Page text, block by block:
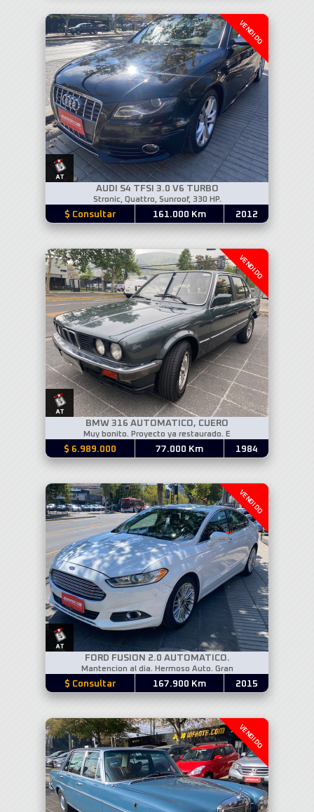
VENDIDO
AUDI S4 TFSI 3.0 V6 TURBO
Stronic, Quattro, Sunroof, 330 HP.
$ Consultar 161.000 Km 2012
VENDIDO
BMW 316 AUTOMATICO, CUERO
Muy bonito. Proyecto ya restaurado. E
$ 6.989.000 77.000 Km 1984
VENDIDO
FORD FUSION 2.0 AUTOMATICO.
Mantencion al dia. Hermoso Auto. Gran
$ Consultar 167.900 Km 2015
VENDIDO